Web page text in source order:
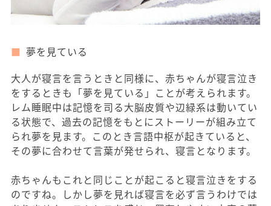
夢を見ている
大人が寝言を言うときと同様に、赤ちゃんが寝言泣き
をするときも「夢を見ている」ことが考えられます。
レム睡眠中は記憶を司る大脳皮質や辺緑系は動いてい
る状態で、過去の記憶をもとにストーリーが組み立て
られ夢を見ます。このとき言語中枢が起きていると、
その夢に合わせて言葉が発せられ、寝言となります。
赤ちゃんもこれと同じことが起こると寝言泣きをする
のですね。しかし夢を見れば寝言を必ず言うわけでは